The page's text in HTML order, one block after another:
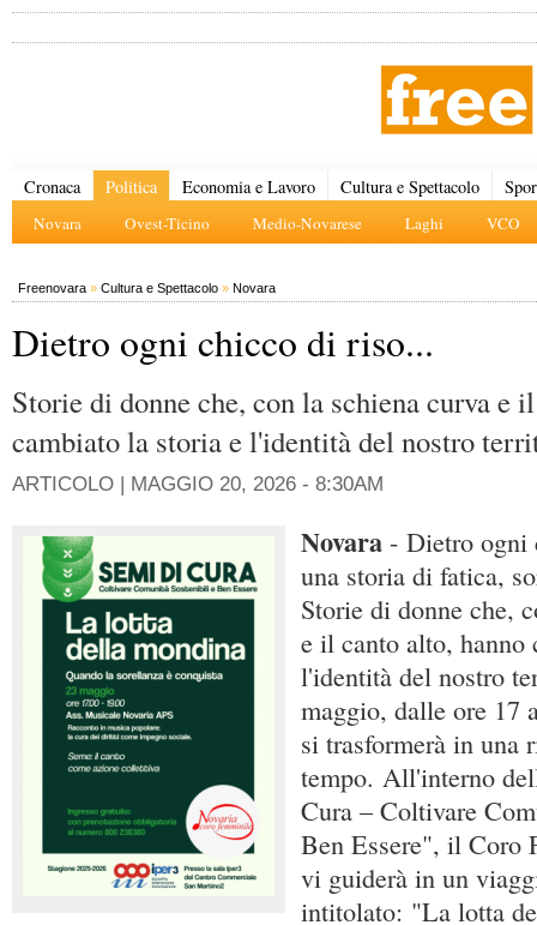
Cronaca Politica
Novara Ovest-Ticino Medio-Novarese Laghi VCO
Economia e Lavoro Cultura e Spettacolo
Freenovara » Cultura e Spettacolo » Novara
Dietro ogni chicco di riso...
Storie di donne che, con la schiena curva e
cambiato la storia e l'identità del nostro
ARTICOLO | MAGGIO 20, 2026 - 8:30AM
Novara - Dietro ogni
una storia di fatica,
Storie di donne che,
e il canto alto, hanno
l'identità del nostro
maggio, dalle ore 17
si trasformerà in una
tempo. All'interno
Cura – Coltivare
Ben Essere", il Coro
vi guiderà in un
intitolato: "La lotta